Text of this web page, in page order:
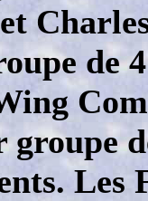
de
Les